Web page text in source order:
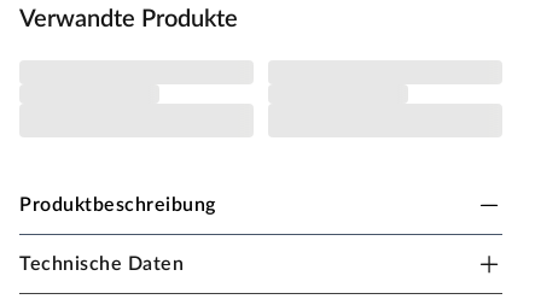
Verwandte Produkte
Produktbeschreibung
PALMAKO Gartenhaus Lisa Blockbohlenbauweise
Pultdach
Technische Daten